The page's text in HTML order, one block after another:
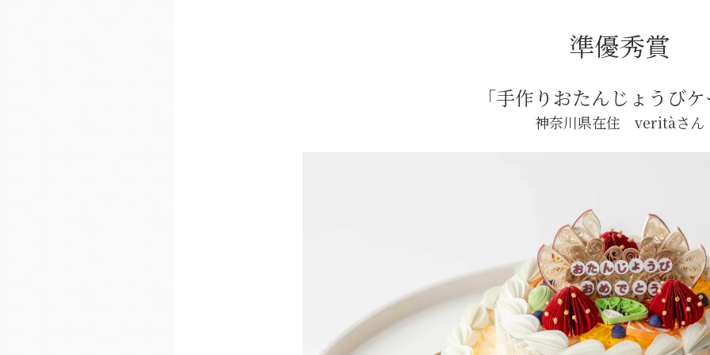
準優秀賞
「手作りおたんじょうび
神奈川県在住 veritàさん